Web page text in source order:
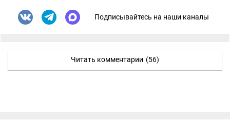
Подписывайтесь на наши каналы
Читать комментарии (56)